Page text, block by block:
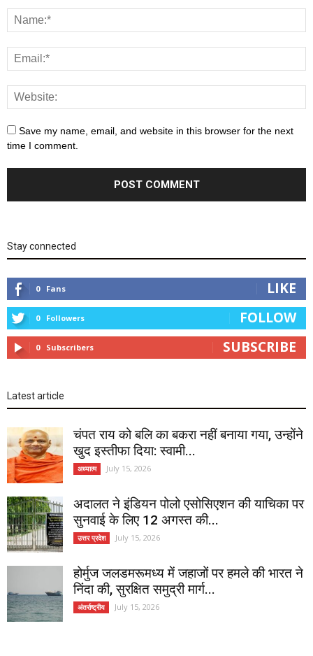
Save my name, email, and website in this browser for the next
time I comment.
Stay connected
0 Fans LIKE
0 Followers FOLLOW
0 Subscribers SUBSCRIBE
Latest article
चंपत राय को बलि का बकरा नहीं बनाया गया, उन्होंने
खुद इस्तीफा दिया: स्वामी...
अध्यात्म July 15, 2026
अदालत ने इंडियन पोलो एसोसिएशन की याचिका पर
सुनवाई के लिए 12 अगस्त की...
उत्तर प्रदेश July 15, 2026
होर्मुज जलडमरूमध्य में जहाजों पर हमले की भारत ने
निंदा की, सुरक्षित समुद्री मार्ग...
अंतर्राष्ट्रीय July 15, 2026